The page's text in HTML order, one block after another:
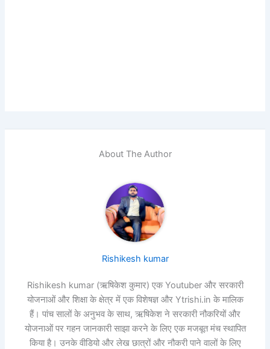
About The Author
Rishikesh kumar
Rishikesh kumar (ऋषिकेश कुमार) एक Youtuber और सरकारी
योजनाओं और शिक्षा के क्षेत्र में एक विशेषज्ञ और Ytrishi.in के मालिक
हैं। पांच सालों के अनुभव के साथ, ऋषिकेश ने सरकारी नौकरियों और
योजनाओं पर गहन जानकारी साझा करने के लिए एक मजबूत मंच स्थापित
किया है। उनके वीडियो और लेख छात्रों और नौकरी पाने वालों के लिए